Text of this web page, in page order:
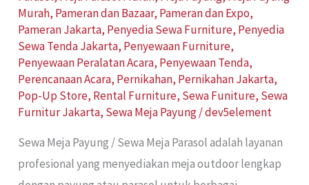
Murah, Pameran dan Bazaar, Pameran dan Expo,
Pameran Jakarta, Penyedia Sewa Furniture, Penyedia
Sewa Tenda Jakarta, Penyewaan Furniture,
Penyewaan Peralatan Acara, Penyewaan Tenda,
Perencanaan Acara, Pernikahan, Pernikahan Jakarta,
Pop-Up Store, Rental Furniture, Sewa Funiture, Sewa
Furnitur Jakarta, Sewa Meja Payung/dev5element
Sewa Meja Payung / Sewa Meja Parasol adalah layanan
profesional yang menyediakan meja outdoor lengkap